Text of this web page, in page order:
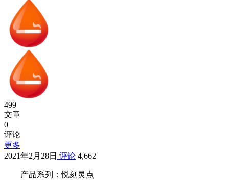
499
文章
0
评论
更多
2021年2月28日 评论 4,662
产品系列：悦刻灵点